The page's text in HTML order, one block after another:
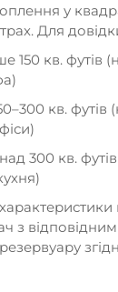
у
Для
150 кв. футів
кв. футів
300 кв.
з